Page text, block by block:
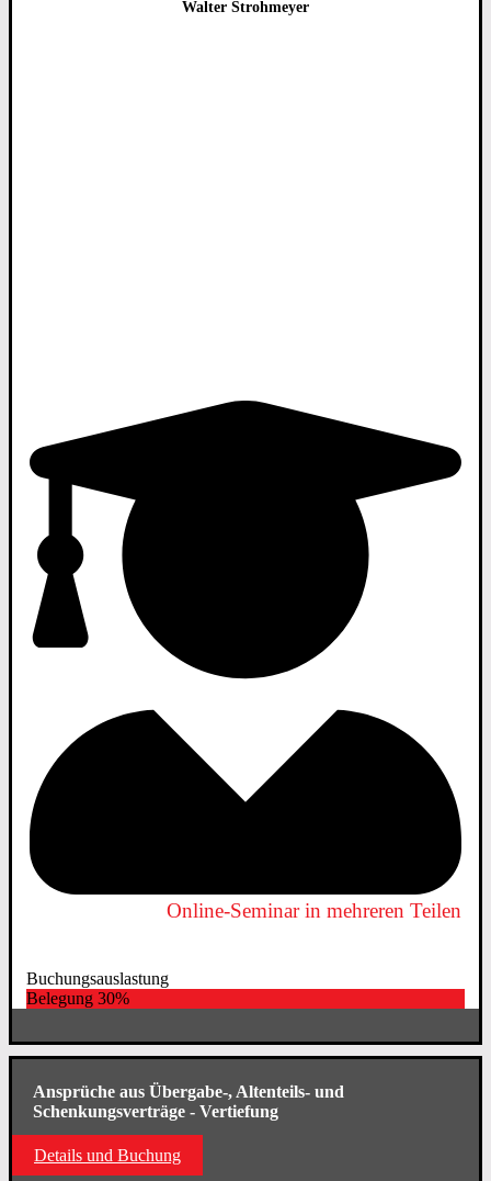
Walter Strohmeyer
Online-Seminar in mehreren Teilen
Buchungsauslastung
Belegung 30%
Ansprüche aus Übergabe-, Altenteils- und
Schenkungsverträge - Vertiefung
Details und Buchung